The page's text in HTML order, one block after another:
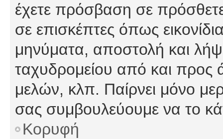
έχετε πρόσβαση σε
σε επισκέπτες όπως
μηνύματα, αποστολή και
ταχυδρομείου από και προς
μελών, κλπ. Παίρνει μόνο
σας συμβουλεύουμε να το
Κορυφή